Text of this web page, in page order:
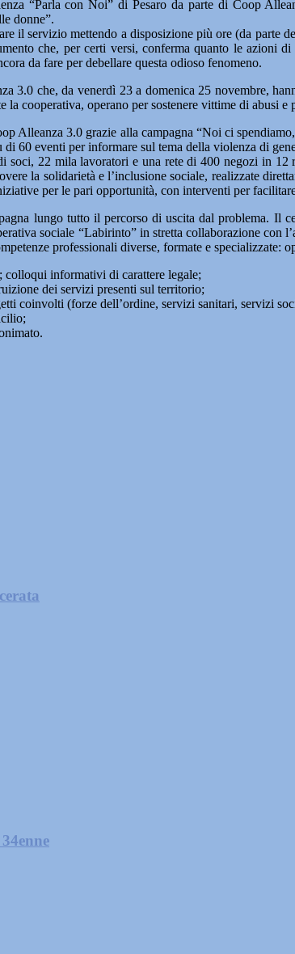
“Parla con Noi” di Pesaro da parte di Coop
donne”.
il servizio mettendo a disposizione più ore (da parte
che, per certi versi, conferma quanto le azioni
da fare per debellare questa odioso fenomeno.
3.0 che, da venerdì 23 a domenica 25 novembre,
cooperativa, operano per sostenere vittime di abusi e
Alleanza 3.0 grazie alla campagna “Noi ci
60 eventi per informare sul tema della violenza di
22 mila lavoratori e una rete di 400 negozi in 12
la solidarietà e l’inclusione sociale, realizzate
per le pari opportunità, con interventi per
lungo tutto il percorso di uscita dal problema.
sociale “Labirinto” in stretta collaborazione con
professionali diverse, formate e specializzate:
informativi di carattere legale;
dei servizi presenti sul territorio;
coinvolti (forze dell’ordine, servizi sanitari, servizi